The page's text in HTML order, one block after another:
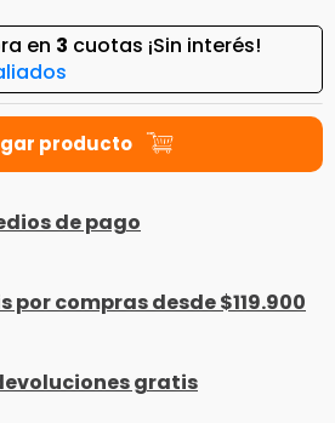
en 3 cuotas ¡Sin interés!
de pago
por compras desde $119.900
gratis